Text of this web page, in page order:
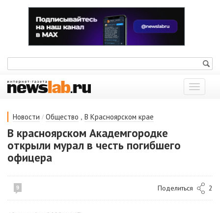
Показать
меню
Новости / Общество , В Красноярском крае
В красноярском Академгородке
открыли мурал в честь погибшего
офицера
9 Поделиться 2